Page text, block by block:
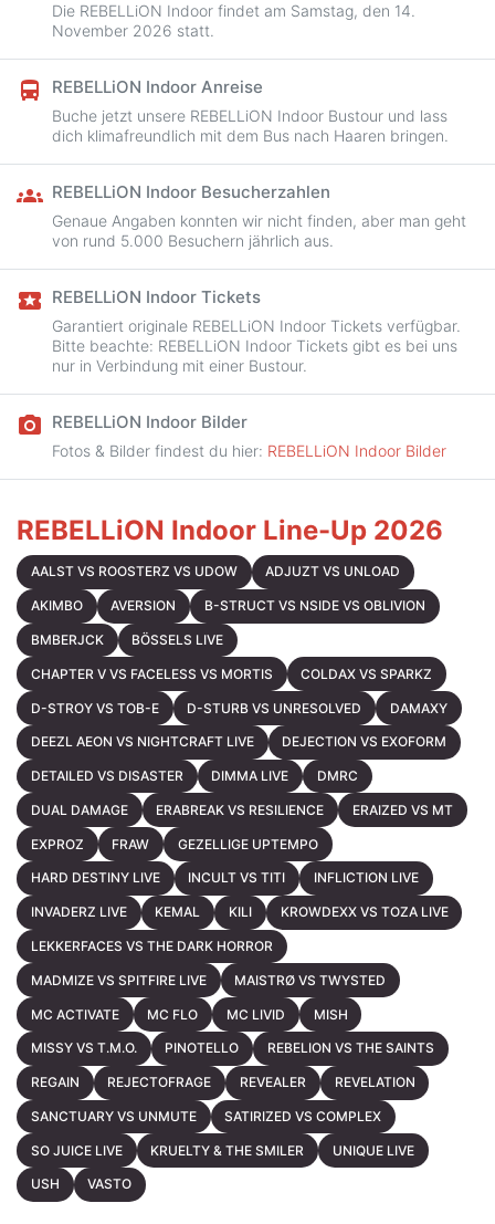
REBELLiON Indoor Line-Up 2026
AALST VS ROOSTERZ VS UDOW ADJUZT VS UNLOAD
AKIMBO AVERSION B-STRUCT VS NSIDE VS OBLIVION
BMBERJCK BÖSSELS LIVE
CHAPTER V VS FACELESS VS MORTIS COLDAX VS SPARKZ
D-STROY VS TOB-E D-STURB VS UNRESOLVED DAMAXY
DEEZL AEON VS NIGHTCRAFT LIVE DEJECTION VS EXOFORM
DETAILED VS DISASTER DIMMA LIVE DMRC
DUAL DAMAGE ERABREAK VS RESILIENCE ERAIZED VS MT
EXPROZ FRAW GEZELLIGE UPTEMPO
HARD DESTINY LIVE INCULT VS TITI INFLICTION LIVE
INVADERZ LIVE KEMAL KILI KROWDEXX VS TOZA LIVE
LEKKERFACES VS THE DARK HORROR
MADMIZE VS SPITFIRE LIVE MAISTRØ VS TWYSTED
MC ACTIVATE MC FLO MC LIVID MISH
MISSY VS T.M.O. PINOTELLO REBELION VS THE SAINTS
REGAIN REJECTOFRAGE REVEALER REVELATION
SANCTUARY VS UNMUTE SATIRIZED VS COMPLEX
SO JUICE LIVE KRUELTY & THE SMILER UNIQUE LIVE
USH VASTO
Die REBELLiON Indoor findet am Samstag, den 14.
November 2026 statt.
directions_bus REBELLiON Indoor Anreise
Buche jetzt unsere REBELLiON Indoor Bustour und lass
dich klimafreundlich mit dem Bus nach Haaren bringen.
groups REBELLiON Indoor Besucherzahlen
Genaue Angaben konnten wir nicht finden, aber man geht
von rund 5.000 Besuchern jährlich aus.
local_activity REBELLiON Indoor Tickets
Garantiert originale REBELLiON Indoor Tickets verfügbar.
Bitte beachte: REBELLiON Indoor Tickets gibt es bei uns
nur in Verbindung mit einer Bustour.
camera_alt REBELLiON Indoor Bilder
Fotos & Bilder findest du hier: REBELLiON Indoor Bilder